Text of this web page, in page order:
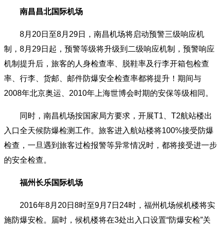
南昌昌北国际机场
8月20日至8月29日，南昌机场将启动预警三级响应机
制，8月29日起，预警等级将升级到二级响应机制，预警响应
机制提升后，旅客的人身检查率、脱鞋率及行李开箱包检查
率、行李、货邮、邮件防爆安全检查率都将提升！期间与
2008年北京奥运、2010年上海世博会时期的安保等级相同。
同时，南昌机场按国家局方要求，开展T1、T2航站楼出
入口全天候防爆检测工作。旅客进入航站楼将100%接受防爆
检查，一旦遇到旅客过检报警等异常情况时，都将接受进一步
的安全检查。
福州长乐国际机场
2016年8月20日8时至9月7日24时，福州机场候机楼将实
施防爆安检。届时，候机楼将在3处出入口设置“防爆安检”关